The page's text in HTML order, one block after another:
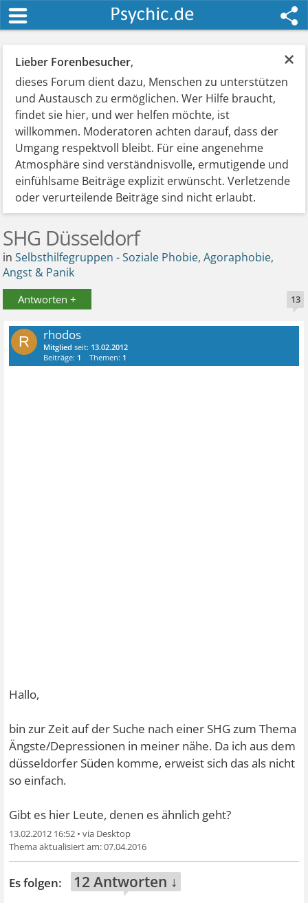
×
Lieber Forenbesucher,
dieses Forum dient dazu, Menschen zu unterstützen
und Austausch zu ermöglichen. Wer Hilfe braucht,
findet sie hier, und wer helfen möchte, ist
willkommen. Moderatoren achten darauf, dass der
Umgang respektvoll bleibt. Für eine angenehme
Atmosphäre sind verständnisvolle, ermutigende und
einfühlsame Beiträge explizit erwünscht. Verletzende
oder verurteilende Beiträge sind nicht erlaubt.
SHG Düsseldorf
inSelbsthilfegruppen - Soziale Phobie, Agoraphobie,
Angst & Panik
Antworten + 13
R rhodos
Mitglied seit: 13.02.2012
Beiträge: 1 Themen: 1
Hallo,
bin zur Zeit auf der Suche nach einer SHG zum Thema
Ängste/Depressionen in meiner nähe. Da ich aus dem
düsseldorfer Süden komme, erweist sich das als nicht
so einfach.
Gibt es hier Leute, denen es ähnlich geht?
13.02.2012 16:52 •
07.04.2016
12 Antworten ↓